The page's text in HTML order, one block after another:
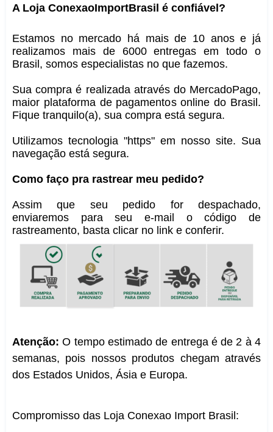
A Loja ConexaoImportBrasil é confiável?
Estamos no mercado há mais de 10 anos e já
realizamos mais de 6000 entregas em todo o
Brasil, somos especialistas no que fazemos.
Sua compra é realizada através do MercadoPago,
maior plataforma de pagamentos online do Brasil.
Fique tranquilo(a), sua compra está segura.
Utilizamos tecnologia "https" em nosso site. Sua
navegação está segura.
Como faço pra rastrear meu pedido?
Assim que seu pedido for despachado,
enviaremos para seu e-mail o código de
rastreamento, basta clicar no link e conferir.
Atenção: O tempo estimado de entrega é de 2 à 4
semanas, pois nossos produtos chegam através
dos Estados Unidos, Ásia e Europa.
Compromisso das Loja Conexao Import Brasil: